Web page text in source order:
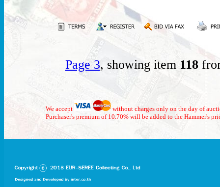
Page 3, showing item 118
We accept
without charges only on the day of
Purchaser's premium of 10.70% will be added to the Hammer's